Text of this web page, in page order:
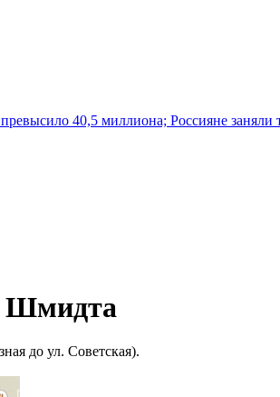
40,5 миллиона; Россияне заняли
Шмидта
до ул. Советская).